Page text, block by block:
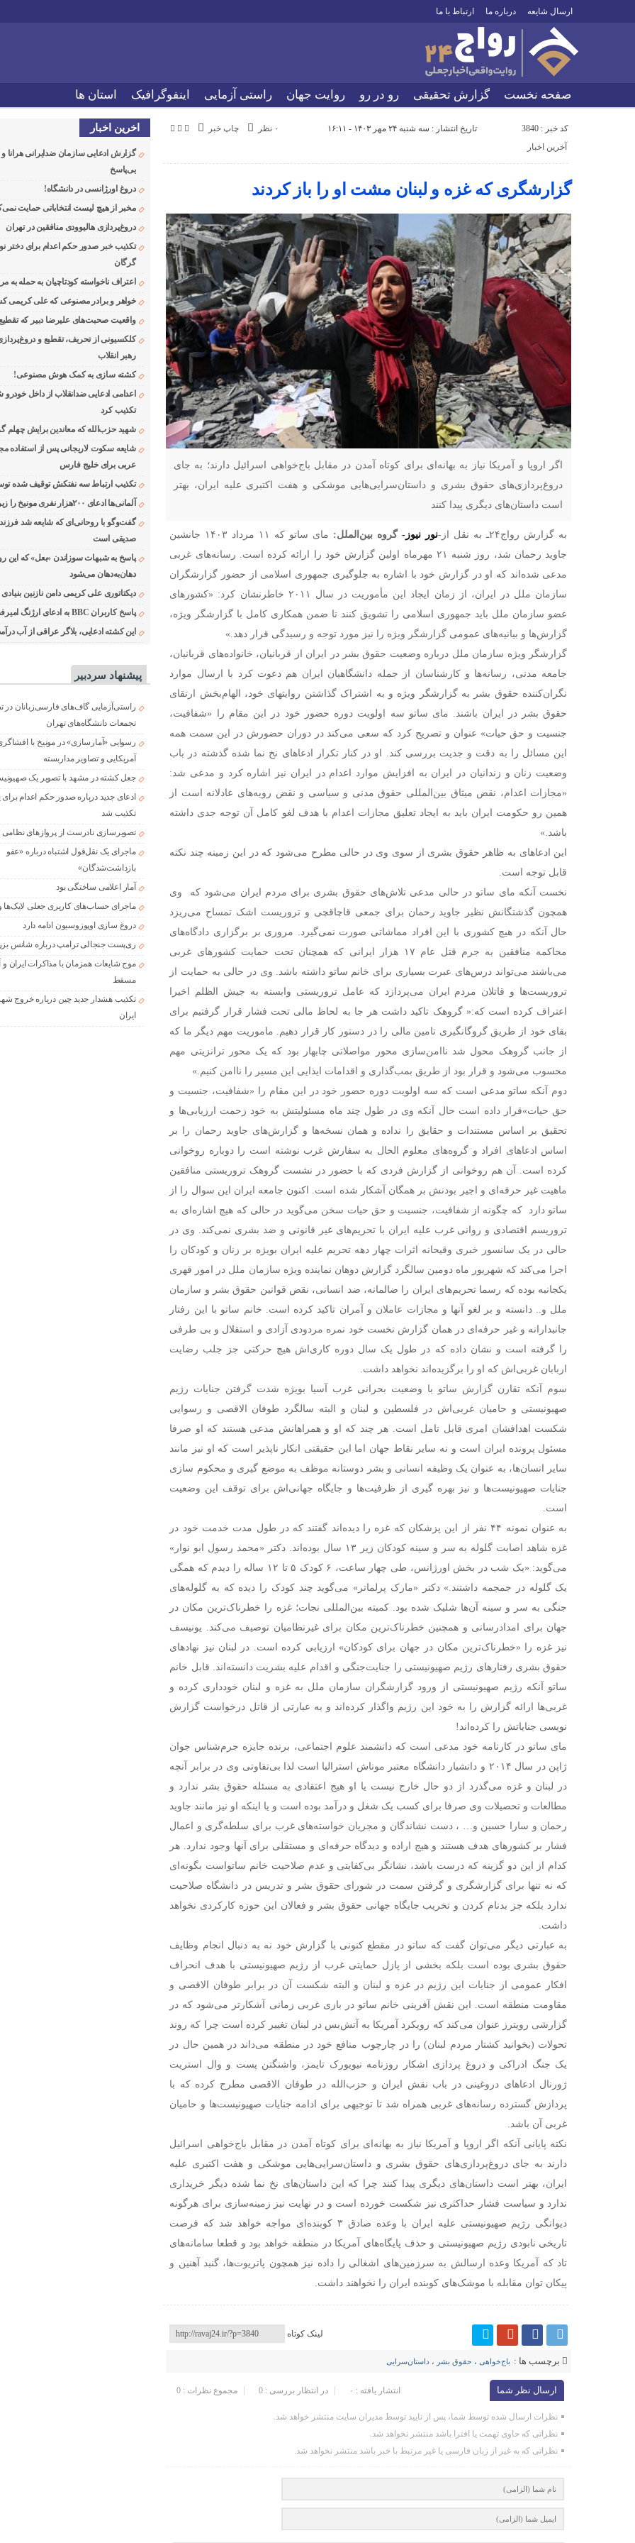
ارسال شایعه درباره ما ارتباط با ما
صفحه نخست گزارش تحقیقی رو در رو روایت جهان راستی آزمایی اینفوگرافیک استان ها
کد خبر : 3840 تاریخ انتشار : سه شنبه ۲۴ مهر ۱۴۰۳ - ۱۶:۱۱ چاپ خبر
۰ نظر
آخرین اخبار
گزارشگری که غزه و لبنان مشت او را باز کردند
اگر اروپا و آمریکا نیاز به بهانه‌ای برای کوتاه آمدن در مقابل باج‌خواهی اسرائیل دارند؛ به جای
دروغ‌پردازی‌های حقوق بشری و داستان‌سرایی‌هایی موشکی و هفت اکتبری علیه ایران، بهتر
است داستان‌های دیگری پیدا کنند
به گزارش رواج۲۴ـ به نقل از- نور نیوز-گروه بین‌الملل:
مای ساتو که ۱۱ مرداد ۱۴۰۳ جانشین
جاوید رحمان شد، روز شنبه ۲۱ مهرماه اولین گزارش خود را ارائه کرده است. رسانه‌های غربی
مدعی شده‌اند که او در گزارش خود با اشاره به جلوگیری جمهوری اسلامی از حضور گزارشگران
سازمان ملل در ایران، از زمان ایجاد این مأموریت در سال ۲۰۱۱ خاطرنشان کرد: «کشورهای
عضو سازمان ملل باید جمهوری اسلامی را تشویق کنند تا ضمن همکاری کامل با گزارشگر ویژه،
گزارش‌ها و بیانیه‌های عمومی گزارشگر ویژه را نیز مورد توجه و رسیدگی قرار دهد.»
گزارشگر ویژه سازمان ملل درباره وضعیت حقوق بشر در ایران از قربانیان، خانواده‌های قربانیان،
جامعه مدنی، رسانه‌ها و کارشناسان از جمله دانشگاهیان ایران هم دعوت کرد با ارسال موارد
نگران‌کننده حقوق بشر به گزارشگر ویژه و به اشتراک گذاشتن روایتهای خود، الهام‌بخش ارتقای
حقوق بشر در ایران باشند. مای ساتو سه اولویت دوره حضور خود در این مقام را «شفافیت،
جنسیت و حق حیات» عنوان و تصریح کرد که سعی می‌کند در دوران حضورش در این سمت همه
این مسائل را به دقت و جدیت بررسی کند. او در کنار تکرار ادعاهای نخ نما شده گذشته در باب
وضعیت زنان و زندانیان در ایران به افزایش موارد اعدام در ایران نیز اشاره کرد و مدعی شد:
«مجازات اعدام، نقض میثاق بین‌المللی حقوق مدنی و سیاسی و نقض رویه‌های عادلانه است از
همین رو حکومت ایران باید به ایجاد تعلیق مجازات اعدام با هدف لغو کامل آن توجه جدی داشته
باشد.»
این ادعاهای به ظاهر حقوق بشری از سوی وی در حالی مطرح می‌شود که در این زمینه چند نکته
قابل توجه است.
نخست آنکه مای ساتو در حالی مدعی تلاش‌های حقوق بشری برای مردم ایران می‌شود که وی
همچون گذشتگانش نظیر جاوید رحمان برای جمعی قاچاقچی و تروریست اشک تمساح می‌ریزد
حال آنکه در هیچ کشوری با این افراد مماشاتی صورت نمی‌گیرد. مروری بر برگزاری دادگاه‌های
محاکمه منافقین به جرم قتل عام ۱۷ هزار ایرانی که همچنان تحت حمایت کشورهای غربی
می‌باشند می‌تواند درس‌های عبرت بسیاری برای خانم ساتو داشته باشد. وی در حالی به حمایت از
تروریست‌ها و قاتلان مردم ایران می‌پردازد که عامل تروریستی وابسته به جیش الظلم اخیرا
اعتراف کرده است که:« گروهک تاکید داشت هر جا به لحاظ مالی تحت فشار قرار گرفتیم برای
بقای خود از طریق گروگانگیری تامین مالی را در دستور کار قرار دهیم. ماموریت مهم دیگر ما که
از جانب گروهک محول شد ناامن‌سازی محور مواصلاتی چابهار بود که یک محور ترانزیتی مهم
محسوب می‌شود و قرار بود از طریق بمب‌گذاری و اقدامات ایذایی این مسیر را ناامن کنیم.»
دوم آنکه ساتو مدعی است که سه اولویت دوره حضور خود در این مقام را «شفافیت، جنسیت و
حق حیات»قرار داده است حال آنکه وی در طول چند ماه مسئولیتش به خود زحمت ارزیابی‌ها و
تحقیق بر اساس مستندات و حقایق را نداده و همان نسخه‌ها و گزارش‌های جاوید رحمان را بر
اساس ادعاهای افراد و گروه‌های معلوم الحال به سفارش غرب نوشته است را دوباره روخوانی
کرده است. آن هم روخوانی از گزارش فردی که با حضور در نشست گروهک تروریستی منافقین
ماهیت غیر حرفه‌ای و اجیر بودنش بر همگان آشکار شده است. اکنون جامعه ایران این سوال را از
ساتو دارد که چگونه از شفافیت، جنسیت و حق حیات سخن می‌گوید در حالی که هیچ اشاره‌ای به
تروریسم اقتصادی و روانی غرب علیه ایران با تحریم‌های غیر قانونی و ضد بشری نمی‌کند. وی در
حالی در یک سانسور خبری وقیحانه اثرات چهار دهه تحریم علیه ایران بویژه بر زنان و کودکان را
اجرا می‌کند که شهریور ماه دومین سالگرد گزارش دوهان نماینده ویژه سازمان ملل در امور قهری
یکجانبه بوده که رسما تحریم‌های ایران را ضالمانه، ضد انسانی، نقض قوانین حقوق بشر و سازمان
ملل و.. دانسته و بر لغو آنها و مجازات عاملان و آمران تاکید کرده است. خانم ساتو با این رفتار
جانبدارانه و غیر حرفه‌ای در همان گزارش نخست خود نمره مردودی آزادی و استقلال و بی طرفی
را گرفته است و نشان داده که در طول یک سال دوره کاری‌اش هیچ حرکتی جز جلب رضایت
اربابان غربی‌اش که او را برگزیده‌اند نخواهد داشت.
سوم آنکه تقارن گزارش ساتو با وضعیت بحرانی غرب آسیا بویژه شدت گرفتن جنایات رژیم
صهیونیستی و حامیان غربی‌اش در فلسطین و لبنان و البته سالگرد طوفان الاقصی و رسوایی
شکست اهدافشان امری قابل تامل است. هر چند که او و همراهانش مدعی هستند که او صرفا
مسئول پرونده ایران است و نه سایر نقاط جهان اما این حقیقتی انکار ناپذیر است که او نیز مانند
سایر انسان‌ها، به عنوان یک وظیفه انسانی و بشر دوستانه موظف به موضع گیری و محکوم سازی
جنایات صهیونیست‌ها و نیز بهره گیری از ظرفیت‌ها و جایگاه جهانی‌اش برای توقف این وضعیت
است.
به عنوان نمونه ۴۴ نفر از این پزشکان که غزه را دیده‌اند گفتند که در طول مدت خدمت خود در
غزه شاهد اصابت گلوله به سر و سینه کودکان زیر ۱۳ سال بوده‌اند. دکتر «محمد رسول ابو نوار»
می‌گوید: «یک شب در بخش اورژانس، طی چهار ساعت، ۶ کودک ۵ تا ۱۲ ساله را دیدم که همگی
یک گلوله در جمجمه داشتند.» دکتر «مارک پرلماتر» می‌گوید چند کودک را دیده که به گلوله‌های
جنگی به سر و سینه آن‌ها شلیک شده بود. کمیته بین‌المللی نجات؛ غزه را خطرناک‌ترین مکان در
جهان برای امدادرسانی و همچنین خطرناک‌ترین مکان برای غیرنظامیان توصیف می‌کند. یونیسف
نیز غزه را «خطرناک‌ترین مکان در جهان برای کودکان» ارزیابی کرده است. در لبنان نیز نهادهای
حقوق بشری رفتارهای رژیم صهیونیستی را جنایت‌جنگی و اقدام علیه بشریت دانسته‌اند. قابل خانم
ساتو آنکه رژیم صهیونیستی از ورود گزارشگران سازمان ملل به غزه و لبنان خودداری کرده و
غربی‌ها ارائه گزارش را به خود این رژیم واگذار کرده‌اند و به عبارتی از قاتل درخواست گزارش
نویسی جنایاتش را کرده‌اند!
مای ساتو در کارنامه خود مدعی است که دانشمند علوم اجتماعی، برنده جایزه جرم‌شناس جوان
ژاپن در سال ۲۰۱۴ و دانشیار دانشگاه معتبر موناش استرالیا است لذا بی‌تفاوتی وی در برابر آنچه
در لبنان و غزه می‌گذرد از دو حال خارج نیست یا او هیج اعتقادی به مسئله حقوق بشر ندارد و
مطالعات و تحصیلات وی صرفا برای کسب یک شغل و درآمد بوده است و یا اینکه او نیز مانند جاوید
رحمان و سارا حسین و… ، دست نشاندگان و مجریان خواسته‌های غرب برای سلطه‌گری و اعمال
فشار بر کشورهای هدف هستند و هیج اراده و دیدگاه حرفه‌ای و مستقلی برای آنها وجود ندارد. هر
کدام از این دو گزینه که درست باشد، نشانگر بی‌کفایتی و عدم صلاحیت خانم ساتواست بگونه‌ای
که نه تنها برای گزارشگری و گرفتن سمت در شورای حقوق بشر و تدریس در دانشگاه صلاحیت
ندارد بلکه جز بدنام کردن و تخریب جایگاه جهانی حقوق بشر و فعالان این حوزه کارکردی نخواهد
داشت.
به عبارتی دیگر می‌توان گفت که ساتو در مقطع کنونی با گزارش خود نه به دنبال انجام وظایف
حقوق بشری بوده است بلکه بخشی از پازل حمایتی غرب از رژیم صهیونیستی با هدف انحراف
افکار عمومی از جنایات این رژیم در غزه و لبنان و البته شکست آن در برابر طوفان الاقصی و
مقاومت منطقه است. این نقش آفرینی خانم ساتو در بازی غربی زمانی آشکارتر می‌شود که در
گزارشی رویترز عنوان می‌کند که رویکرد آمریکا به آتش‌بس در لبنان تغییر کرده است چرا که روند
تحولات (بخوانید کشتار مردم لبنان) را در چارچوب منافع خود در منطقه می‌داند در همین حال در
یک جنگ ادراکی و دروغ پردازی اشکار روزنامه نیویورک تایمز، واشنگتن پست و وال استریت
ژورنال ادعاهای دروغینی در باب نقش ایران و حزب‌الله در طوفان الاقصی مطرح کرده که با
پردازش گسترده رسانه‌های غربی همراه شد تا توجیهی برای ادامه جنایات صهیونیست‌ها و حامیان
غربی آن باشد.
نکته پایانی آنکه اگر اروپا و آمریکا نیاز به بهانه‌ای برای کوتاه آمدن در مقابل باج‌خواهی اسرائیل
دارند به جای دروغ‌پردازی‌های حقوق بشری و داستان‌سرایی‌هایی موشکی و هفت اکتبری علیه
ایران، بهتر است داستان‌های دیگری پیدا کنند چرا که این داستان‌های نخ نما شده دیگر خریداری
ندارد و سیاست فشار حداکثری نیز شکست خورده است و در نهایت نیز زمینه‌سازی برای هرگونه
دیوانگی رژیم صهیونیستی علیه ایران با وعده صادق ۳ کوبنده‌ای مواجه خواهد شد که فرصت
تاریخی نابودی رژیم صهیونیستی و حذف پایگاه‌های آمریکا در منطقه خواهد بود و قطعا سامانه‌های
تاد که آمریکا وعده ارسالش به سرزمین‌های اشغالی را داده نیز همچون پاتریوت‌ها، گنبد آهنین و
پیکان توان مقابله با موشک‌های کوبنده ایران را نخواهند داشت.
لینک کوتاه
برچسب ها : باج‌خواهی ، حقوق بشر ، داستان‌سرایی‌
ارسال نظر شما مجموع نظرات : 0 در انتظار بررسی : 0 انتشار یافته : ۰
نظرات ارسال شده توسط شما، پس از تایید توسط مدیران سایت منتشر خواهد شد.
نظراتی که حاوی تهمت یا افترا باشد منتشر نخواهد شد.
نظراتی که به غیر از زبان فارسی یا غیر مرتبط با خبر باشد منتشر نخواهد شد.
اخرین اخبار
گزارش ادعایی سازمان ضدایرانی
بی‌پاسخ
دروغ اورژانسی در دانشگاه!
مخبر از هیچ لیست انتخاباتی حمایت
دروغ‌پردازی هالیوودی منافقین در تهران
تکذیب خبر صدور حکم اعدام برای دختر
گرگان
اعتراف ناخواسته کودتاچیان به حمله به
خواهر و برادر مصنوعی که علی کریمی
واقعیت صحبت‌های علیرضا دبیر که
کلکسیونی از تحریف، تقطیع و
رهبر انقلاب
کشته سازی به کمک هوش مصنوعی!
اعدامی ادعایی ضدانقلاب از داخل خودرو
تکذیب کرد
شهید حزب‌الله که معاندین برایش چهلم
شایعه سکوت لاریجانی پس از استفاده
عربی برای خلیج فارس
تکذیب ارتباط سه نفتکش توقیف شده
آلمانی‌ها ادعای ۲۰۰هزار نفری مونیخ را زیر سوال بردند
گفت‌وگو با روحانی‌ای که شایعه شد
صدیقی است
پاسخ به شبهات سوزاندن «بعل» که این
دهان‌به‌دهان می‌شود
دیکتاتوری علی کریمی دامن نازنین
پاسخ کاربران BBC به ادعای ارژنگ امیرفضلی
این کشته ادعایی، بلاگر عراقی از آب
پیشنهاد سردبیر
راستی‌آزمایی گاف‌های فارسی‌زبانان در
تجمعات دانشگاه‌های تهران
رسوایی «آمارسازی» در مونیخ با
آمریکایی و تصاویر مداربسته
جعل کشته در مشهد با تصویر یک
ادعای جدید درباره صدور حکم اعدام
تکذیب شد
تصویرسازی نادرست از پروازهای نظامی
ماجرای یک نقل‌قول اشتباه درباره «عفو
بازداشت‌شدگان»
آمار اعلامی ساختگی بود
ماجرای حساب‌های کاربری جعلی لایک‌ها
دروغ سازی اوپوزوسیون ادامه دارد
ری‌پست جنجالی ترامپ درباره شانس
موج شایعات همزمان با مذاکرات ایران و
مسقط
تکذیب هشدار جدید چین درباره خروج
ایران